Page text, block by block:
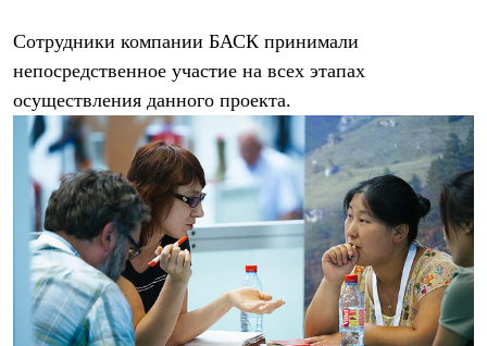
Спальные мешки
Пуховые
Комбинированные
С синтетическим утеплителем
Аксессуары для спальников
Сумки и баулы
Кошельки
Сумки
Гермомешки
Полезные аксессуары
Книги
Коврики
Обувь
Сотрудники компании БАСК принимали
непосредственное участие на всех этапах
осуществления данного проекта.